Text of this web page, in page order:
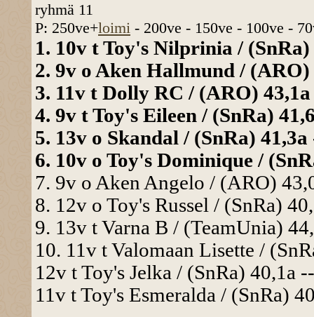
ryhmä 11
P: 250ve+loimi - 200ve - 150ve - 100ve -
1. 10v t Toy's Nilprinia / (SnRa)
2. 9v o Aken Hallmund / (ARO)
3. 11v t Dolly RC / (ARO)
4. 9v t Toy's Eileen / (SnRa)
5. 13v o Skandal / (SnRa)
6. 10v o Toy's Dominique /
7. 9v o Aken Angelo / (ARO)
8. 12v o Toy's Russel / (SnRa)
9. 13v t Varna B / (TeamUnia)
10. 11v t Valomaan Lisette /
12v t Toy's Jelka / (SnRa) 40,1a
11v t Toy's Esmeralda / (SnRa)